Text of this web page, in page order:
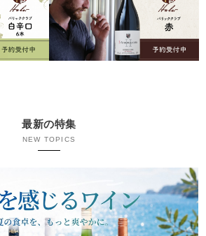
最新の特集
NEW TOPICS